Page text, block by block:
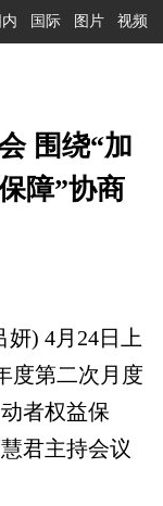
内 国际 图片 视频
围绕“加
障”协商
) 4月24日上
度第二次月度
者权益保
君主持会议